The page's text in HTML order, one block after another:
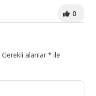
0
Gerekli alanlar* ile